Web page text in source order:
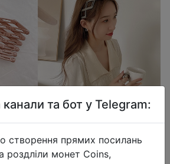
та бот у Telegram:
створення прямих посилань
роздліли монет Coins,